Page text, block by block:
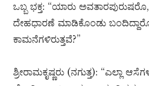
ಒಬ್ಬ ಭಕ್ತ: “ಯಾರು
ದೇಹಧಾರಣೆ ಮಾಡಿಕೊಂಡು
ಕಾಮನೆಗಳಿರುತ್ತವೆ?”
ಶ್ರೀರಾಮಕೃಷ್ಣರು (ನಗುತ್ತ): “ಎಲ್ಲಾ